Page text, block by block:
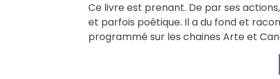
Ce livre est prenant. De par ses
et parfois poétique. Il a du fond et
programmé sur les chaines Arte et